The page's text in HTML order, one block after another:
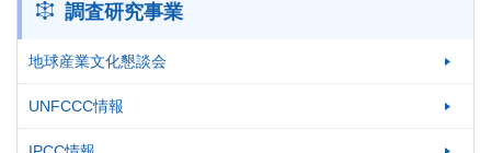
調査研究事業
地球産業文化懇談会
UNFCCC情報